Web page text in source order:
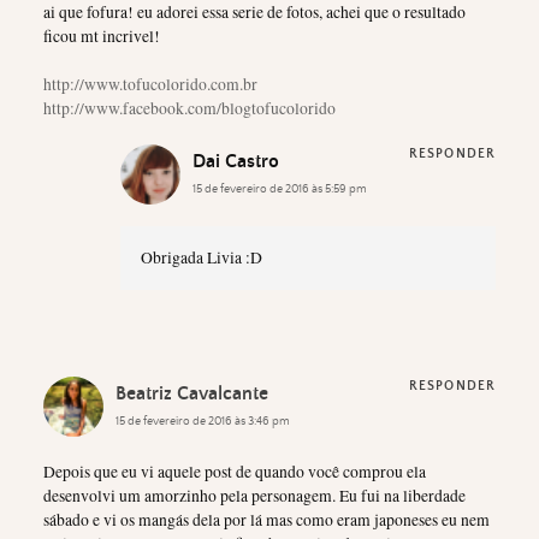
ai que fofura! eu adorei essa serie de fotos, achei que o resultado
ficou mt incrivel!
http://www.tofucolorido.com.br
http://www.facebook.com/blogtofucolorido
Dai Castro
15 de fevereiro de 2016 às 5:59 pm
Obrigada Livia :D
RESPONDER
Beatriz Cavalcante
15 de fevereiro de 2016 às 3:46 pm
Depois que eu vi aquele post de quando você comprou ela
desenvolvi um amorzinho pela personagem. Eu fui na liberdade
sábado e vi os mangás dela por lá mas como eram japoneses eu nem
RESPONDER